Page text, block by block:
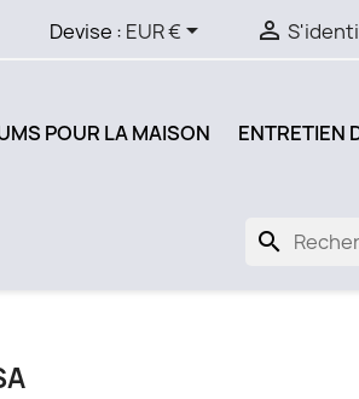
Devise : EUR € 
POUR LA MAISON
ENTRETIEN
search